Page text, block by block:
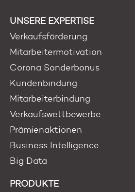
UNSERE EXPERTISE
Verkaufsförderung
Mitarbeitermotivation
Corona Sonderbonus
Kundenbindung
Mitarbeiterbindung
Verkaufswettbewerbe
Prämienaktionen
Business Intelligence
Big Data
PRODUKTE